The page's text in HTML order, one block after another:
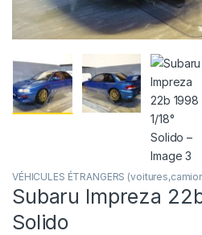
VÉHICULES ÉTRANGERS
Subaru Impreza
Solido